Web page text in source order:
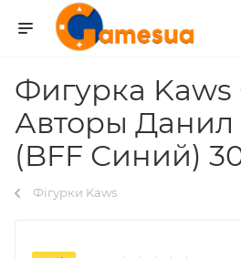
Фигурка
Авторы
(BFF Синий)
Фігурки Kaws